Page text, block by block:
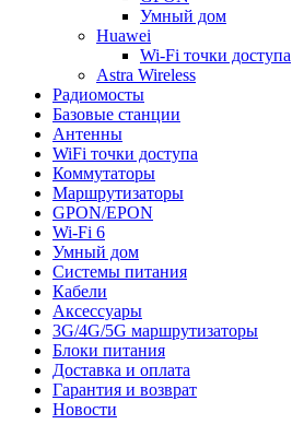
Умный дом
Huawei
Wi-Fi точки доступа
Astra Wireless
Радиомосты
Базовые станции
Антенны
WiFi точки доступа
Коммутаторы
Маршрутизаторы
GPON/EPON
Wi-Fi 6
Умный дом
Системы питания
Кабели
Аксессуары
3G/4G/5G маршрутизаторы
Блоки питания
Доставка и оплата
Гарантия и возврат
Новости